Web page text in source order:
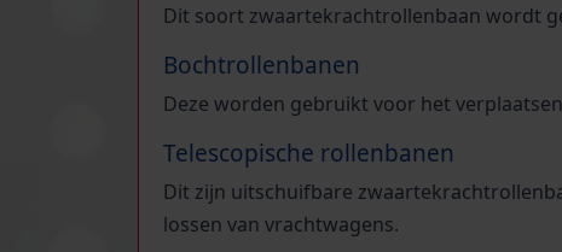
Dit soort zwaartekrachtrollenbaan wordt
Bochtrollenbanen
Deze worden gebruikt voor het
Telescopische rollenbanen
Dit zijn uitschuifbare
lossen van vrachtwagens.